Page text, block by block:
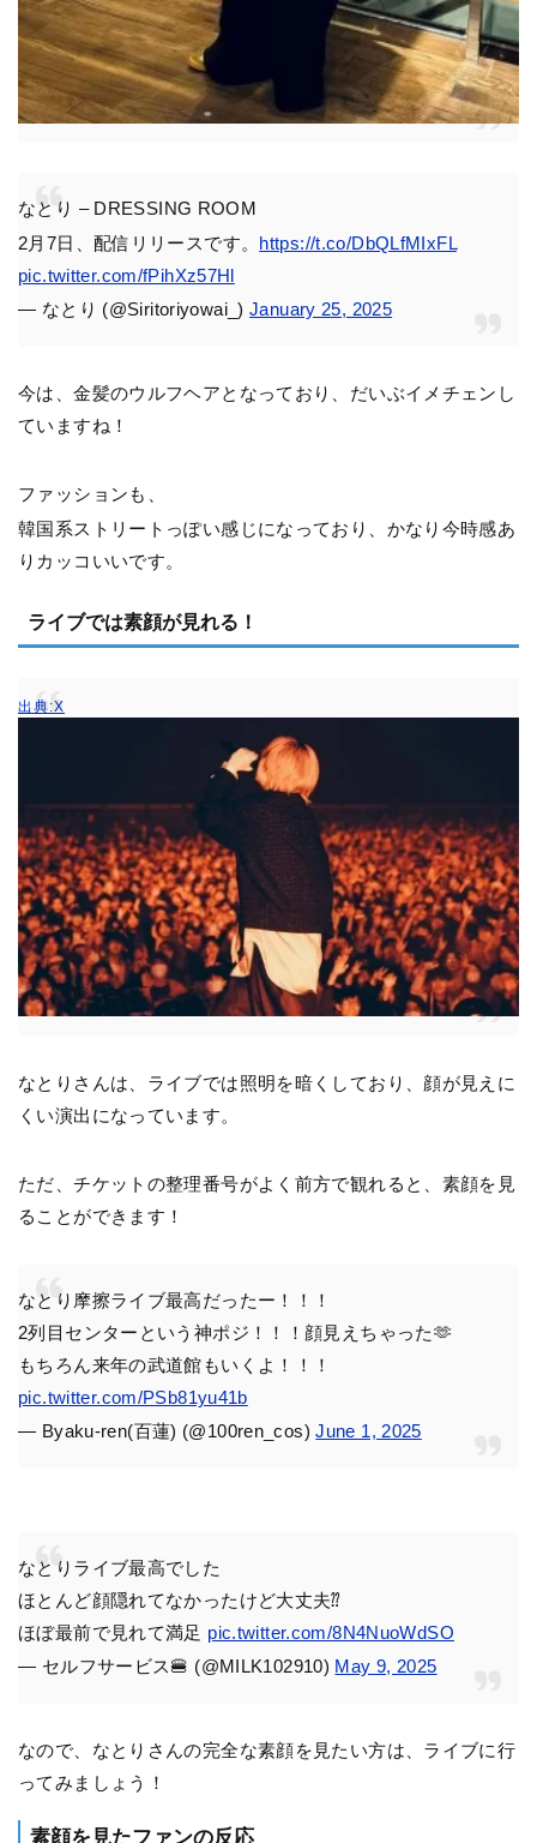
なとり – DRESSING ROOM
2月7日、配信リリースです。 https://t.co/DbQLfMIxFL
pic.twitter.com/fPihXz57Hl
— なとり (@Siritoriyowai_)January 25, 2025
今は、金髪のウルフヘアとなっており、だいぶイメチェンし
ていますね！
ファッションも、
韓国系ストリートっぽい感じになっており、かなり今時感あ
りカッコいいです。
ライブでは素顔が見れる！
出典:X
なとりさんは、ライブでは照明を暗くしており、顔が見えに
くい演出になっています。
ただ、チケットの整理番号がよく前方で観れると、素顔を見
ることができます！
なとり摩擦ライブ最高だったー！！！
2列目センターという神ポジ！！！顔見えちゃった🫶
もちろん来年の武道館もいくよ！！！
pic.twitter.com/PSb81yu41b
— Byaku-ren(百蓮) (@100ren_cos)June 1, 2025
なとりライブ最高でした
ほとんど顔隠れてなかったけど大丈夫⁇
ほぼ最前で見れて満足 pic.twitter.com/8N4NuoWdSO
— セルフサービス🍔 (@MILK102910) May 9, 2025
なので、なとりさんの完全な素顔を見たい方は、ライブに行
ってみましょう！
素顔を見たファンの反応